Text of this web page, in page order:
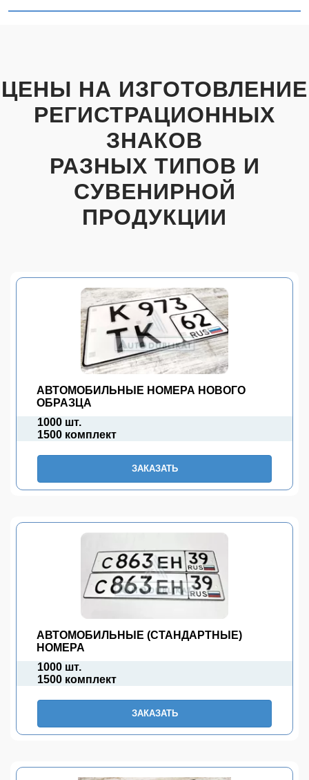
ЦЕНЫ НА ИЗГОТОВЛЕНИЕ
РЕГИСТРАЦИОННЫХ
ЗНАКОВ
РАЗНЫХ ТИПОВ И
СУВЕНИРНОЙ
ПРОДУКЦИИ
АВТОМОБИЛЬНЫЕ НОМЕРА НОВОГО
ОБРАЗЦА
1000 шт.
1500 комплект
ЗАКАЗАТЬ
АВТОМОБИЛЬНЫЕ (СТАНДАРТНЫЕ)
НОМЕРА
1000 шт.
1500 комплект
ЗАКАЗАТЬ